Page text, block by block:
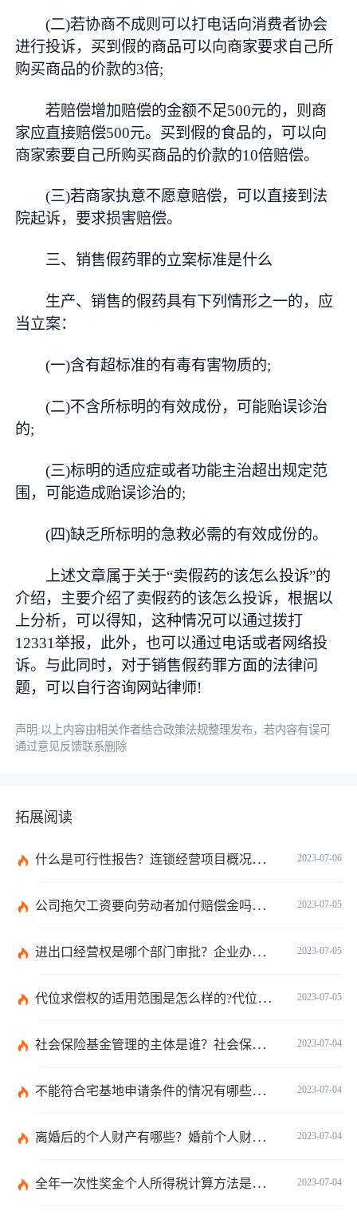
(二)若协商不成则可以打电话向消费者协会
进行投诉，买到假的商品可以向商家要求自己所
购买商品的价款的3倍;
若赔偿增加赔偿的金额不足500元的，则商
家应直接赔偿500元。买到假的食品的，可以向
商家索要自己所购买商品的价款的10倍赔偿。
(三)若商家执意不愿意赔偿，可以直接到法
院起诉，要求损害赔偿。
三、销售假药罪的立案标准是什么
生产、销售的假药具有下列情形之一的，应
当立案：
(一)含有超标准的有毒有害物质的;
(二)不含所标明的有效成份，可能贻误诊治
的;
(三)标明的适应症或者功能主治超出规定范
围，可能造成贻误诊治的;
(四)缺乏所标明的急救必需的有效成份的。
上述文章属于关于“卖假药的该怎么投诉”的
介绍，主要介绍了卖假药的该怎么投诉，根据以
上分析，可以得知，这种情况可以通过拨打
12331举报，此外，也可以通过电话或者网络投
诉。与此同时，对于销售假药罪方面的法律问
题，可以自行咨询网站律师!
声明:以上内容由相关作者结合政策法规整理发布，若内容有误可
通过意见反馈联系删除
拓展阅读
2023-07-06
什么是可行性报告？连锁经营项目概况都有哪些内容？ 环球观察
2023-07-05
公司拖欠工资要向劳动者加付赔偿金吗？拖欠工资仲裁时效期间是如何规定的？
2023-07-05
进出口经营权是哪个部门审批？企业办理进出口权的流程是怎么样的？ 世界速讯
2023-07-05
代位求偿权的适用范围是怎么样的?代位求偿权的行使条件是什么？-独家
2023-07-04
社会保险基金管理的主体是谁？社会保险基金投资运营的管理有几方面？
2023-07-04
不能符合宅基地申请条件的情况有哪些？申请宅基地需要哪些材料？
2023-07-04
离婚后的个人财产有哪些？婚前个人财产要怎么证明？
2023-07-04
全年一次性奖金个人所得税计算方法是什么？个税专项附加扣除如何界定？